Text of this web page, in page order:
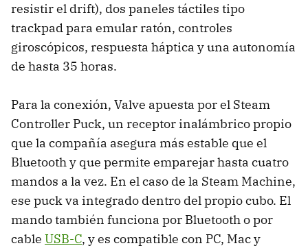
resistir el drift), dos paneles táctiles tipo
trackpad para emular ratón, controles
giroscópicos, respuesta háptica y una autonomía
de hasta 35 horas.
Para la conexión, Valve apuesta por el Steam
Controller Puck, un receptor inalámbrico propio
que la compañía asegura más estable que el
Bluetooth y que permite emparejar hasta cuatro
mandos a la vez. En el caso de la Steam Machine,
ese puck va integrado dentro del propio cubo. El
mando también funciona por Bluetooth o por
cable USB-C, y es compatible con PC, Mac y